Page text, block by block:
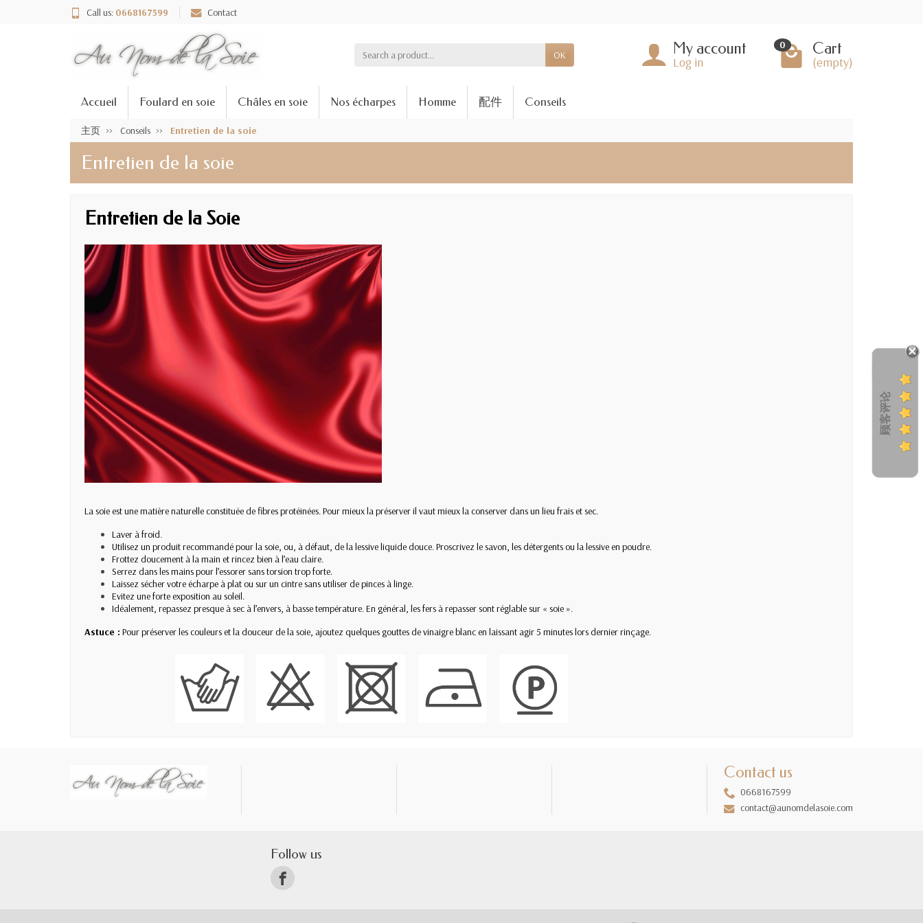
Call us: 0668167599 Contact
OK My account
Log in
0 Cart
(empty)
Accueil Foulard en soie Châles en soie Nos écharpes Homme 配件 Conseils
主页 Conseils Entretien de la soie
Entretien de la soie
Entretien de la Soie
La soie est une matière naturelle constituée de fibres protéinées. Pour mieux la préserver il vaut mieux la conserver dans un lieu frais et sec.
Laver à froid.
Utilisez un produit recommandé pour la soie, ou, à défaut, de la lessive liquide douce. Proscrivez le savon, les détergents ou la lessive en poudre.
Frottez doucement à la main et rincez bien à l’eau claire.
Serrez dans les mains pour l’essorer sans torsion trop forte.
Laissez sécher votre écharpe à plat ou sur un cintre sans utiliser de pinces à linge.
Evitez une forte exposition au soleil.
Idéalement, repassez presque à sec à l’envers, à basse température. En général, les fers à repasser sont réglable sur « soie ».
Astuce : Pour préserver les couleurs et la douceur de la soie, ajoutez quelques gouttes de vinaigre blanc en laissant agir 5 minutes lors dernier rinçage.
Contact us
0668167599
contact@aunomdelasoie.com
顾客评论
Follow us